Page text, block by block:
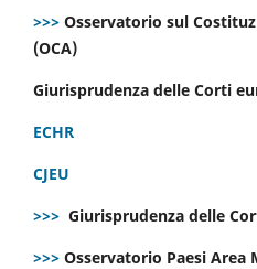
>>> Osservatorio sul
(OCA)
Giurisprudenza delle Corti
ECHR
CJEU
>>> Giurisprudenza delle
>>> Osservatorio Paesi Area